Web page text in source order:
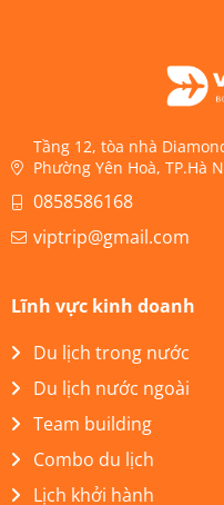
Tầng 12, tòa nhà
Phường Yên Hoà, TP.Hà
0858586168
viptrip@gmail.com
Lĩnh vực kinh doanh
Du lịch trong nước
Du lịch nước ngoài
Team building
Combo du lịch
Lịch khởi hành